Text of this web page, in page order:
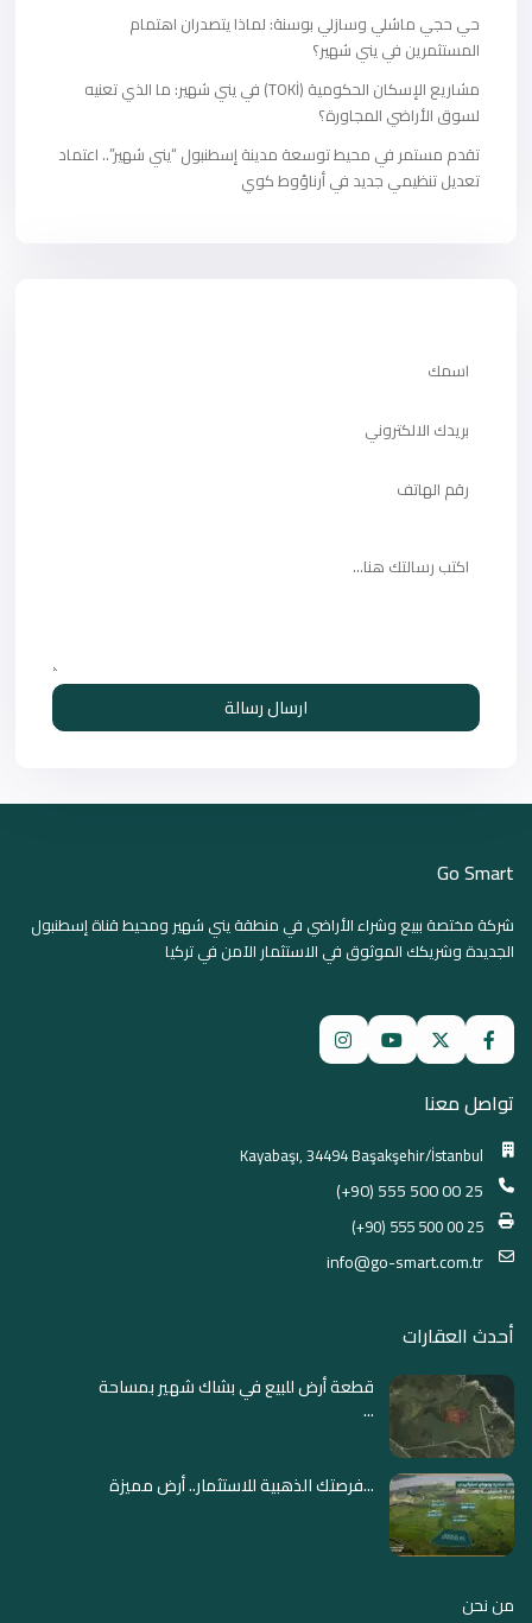
حي حجي ماشلي وسازلي بوسنة: لماذا يتصدران اهتمام
المستثمرين في يني شهير؟
مشاريع الإسكان الحكومية (TOKİ) في يني شهير: ما الذي تعنيه
لسوق الأراضي المجاورة؟
تقدم مستمر في محيط توسعة مدينة إسطنبول “يني شهير”.. اعتماد
تعديل تنظيمي جديد في أرناؤوط كوي
ارسال رسالة
Go Smart
شركة مختصة ببيع وشراء الأراضي في منطقة يني شهير ومحيط قناة إسطنبول
الجديدة وشريكك الموثوق في الاستثمار الآمن في تركيا
تواصل معنا
Kayabaşı, 34494 Başakşehir/İstanbul
(+90) 555 500 00 25
(+90) 555 500 00 25
info@go-smart.com.tr
أحدث العقارات
قطعة أرض للبيع في بشاك شهير بمساحة
...
فرصتك الذهبية للاستثمار.. أرض مميزة...
من نحن